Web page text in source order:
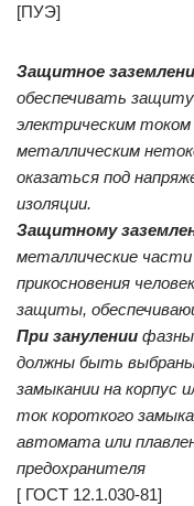
[ПУЭ]
Защитное
обеспечивать
электрическим током
металлическим
оказаться под
изоляции.
Защитному
металлические
прикосновения
защиты,
При занулении
должны быть
замыкании на корпус
ток короткого
автомата или
предохранителя
[ ГОСТ 12.1.030-81]